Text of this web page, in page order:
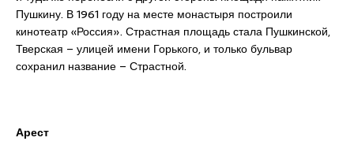
Пушкину. В 1961 году на месте монастыря построили
кинотеатр «Россия». Страстная площадь стала Пушкинской,
Тверская – улицей имени Горького, и только бульвар
сохранил название – Страстной.
Арест